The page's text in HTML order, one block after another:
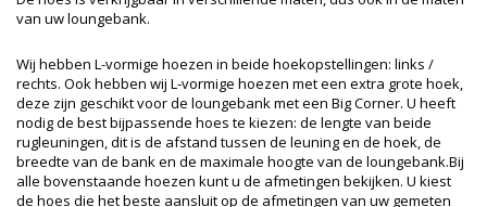
van uw loungebank.
Wij hebben L-vormige hoezen in beide hoekopstellingen: links /
rechts. Ook hebben wij L-vormige hoezen met een extra grote hoek,
deze zijn geschikt voor de loungebank met een Big Corner. U heeft
nodig de best bijpassende hoes te kiezen: de lengte van beide
rugleuningen, dit is de afstand tussen de leuning en de hoek, de
breedte van de bank en de maximale hoogte van de loungebank.Bij
alle bovenstaande hoezen kunt u de afmetingen bekijken. U kiest
de hoes die het beste aansluit op de afmetingen van uw gemeten